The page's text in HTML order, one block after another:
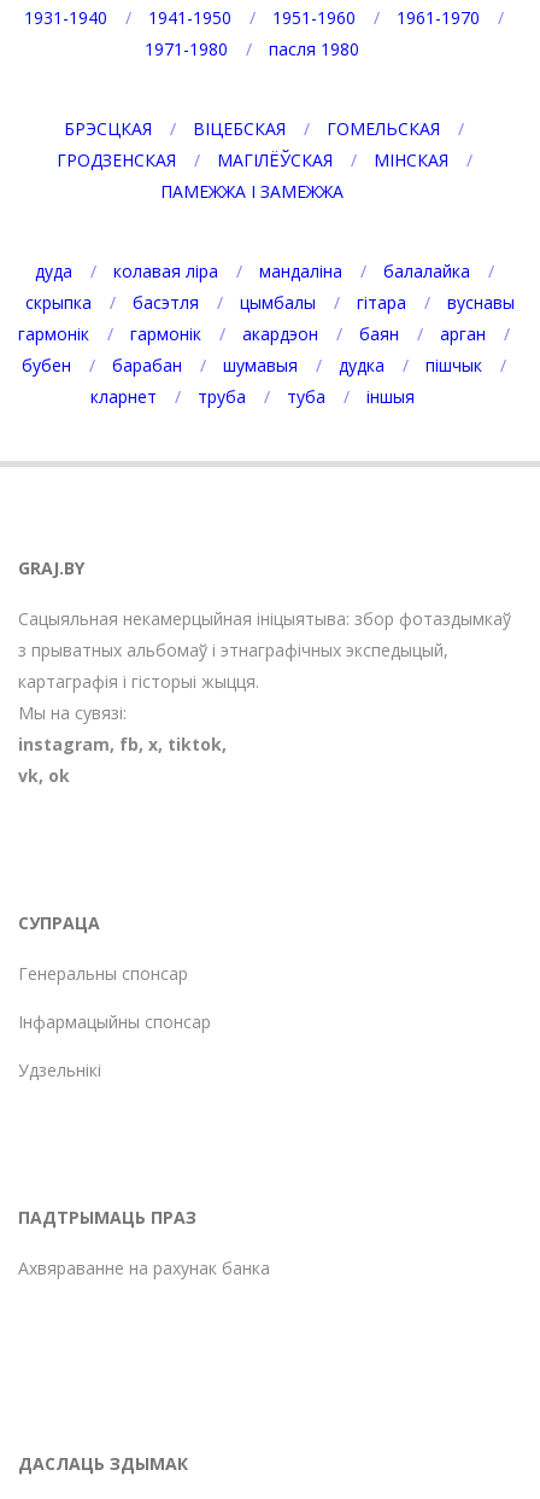
1931-1940
1941-1950 1951-1960
1961-1970
1971-1980
пасля 1980
БРЭСЦКАЯ ВІЦЕБСКАЯ
ГОМЕЛЬСКАЯ
ГРОДЗЕНСКАЯ
МАГІЛЁЎСКАЯ
МІНСКАЯ
ПАМЕЖЖА І ЗАМЕЖЖА
дуда колавая ліра мандаліна
балалайка
скрыпка
басэтля цымбалы гітара
вуснавы
гармонік
гармонік акардэон баян
арган
бубен
барабан шумавыя дудка
пішчык
кларнет
труба туба іншыя
GRAJ.BY
Сацыяльная некамерцыйная ініцыятыва: збор фотаздымкаў
з прыватных альбомаў і этнаграфічных экспедыцый,
картаграфія і гісторыі жыцця.
Мы на сувязі:
instagram, fb, х, tiktok,
vk, ok
СУПРАЦА
Генеральны спонсар
Інфармацыйны спонсар
Удзельнікі
ПАДТРЫМАЦЬ ПРАЗ
Ахвяраванне на рахунак банка
ДАСЛАЦЬ ЗДЫМАК